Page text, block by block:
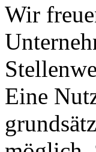
Wir
Eine